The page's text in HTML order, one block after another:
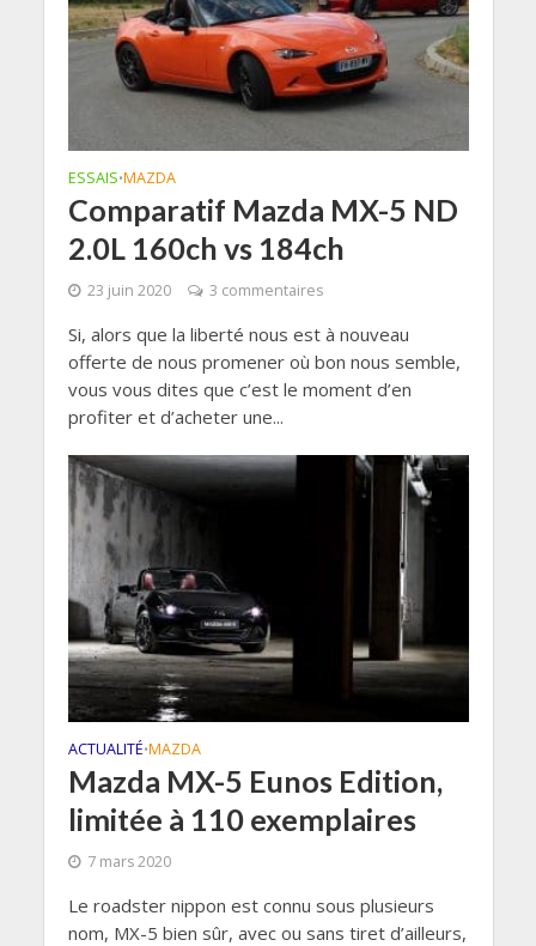
ESSAIS•MAZDA
Comparatif Mazda MX-5 ND
2.0L 160ch vs 184ch
23 juin 2020 3 commentaires
Si, alors que la liberté nous est à nouveau
offerte de nous promener où bon nous semble,
vous vous dites que c’est le moment d’en
profiter et d’acheter une...
ACTUALITÉ•MAZDA
Mazda MX-5 Eunos Edition,
limitée à 110 exemplaires
7 mars 2020
Le roadster nippon est connu sous plusieurs
nom, MX-5 bien sûr, avec ou sans tiret d’ailleurs,